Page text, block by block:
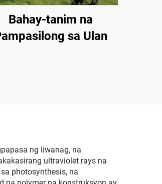
Bahay-tanim na
sa Ulan
ng liwanag, na
ultraviolet rays na
photosynthesis, na